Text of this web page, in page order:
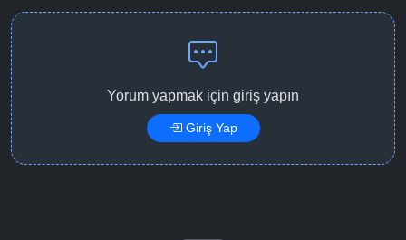
Yorum yapmak için giriş yapın
Giriş Yap